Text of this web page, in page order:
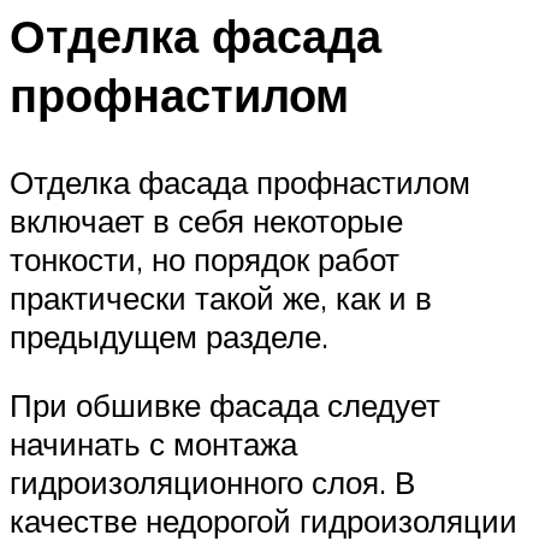
Отделка фасада
профнастилом
Отделка фасада профнастилом
включает в себя некоторые
тонкости, но порядок работ
практически такой же, как и в
предыдущем разделе.
При обшивке фасада следует
начинать с монтажа
гидроизоляционного слоя. В
качестве недорогой гидроизоляции